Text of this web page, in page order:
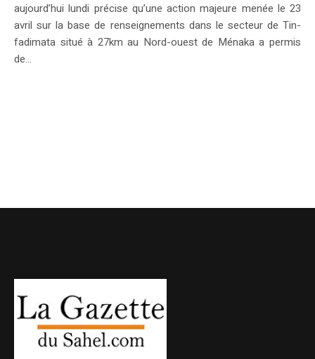
aujourd’hui lundi précise qu’une action majeure menée le 23
avril sur la base de renseignements dans le secteur de Tin-
fadimata situé à 27km au Nord-ouest de Ménaka a permis
de...